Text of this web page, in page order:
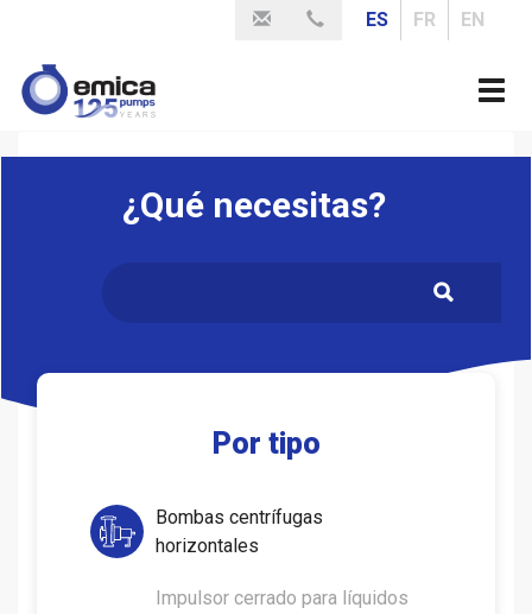
contenido
principal
ES FR EN
¿Qué necesitas?
Por tipo
Bombas centrífugas
horizontales
Impulsor cerrado para líquidos